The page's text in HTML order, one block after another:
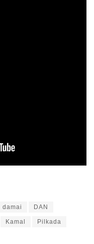
damai DAN
Kamal Pilkada